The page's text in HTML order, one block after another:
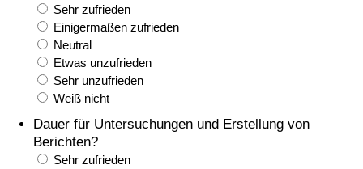
Sehr zufrieden
Einigermaßen zufrieden
Neutral
Etwas unzufrieden
Sehr unzufrieden
Weiß nicht
Dauer für Untersuchungen und Erstellung von
Berichten?
Sehr zufrieden
Kriminalitäts-Index (aktuell)
Kriminalitäts-Index
Gesundheitsversorgung